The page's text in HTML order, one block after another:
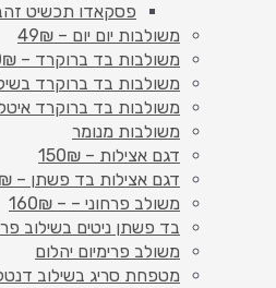
פסקאדו תכשיט
משולבות יום יום – 49₪
משולבות בד ברוקרד – 120₪
משולבות בד ברוקרד בשילוב
משולבות בד ברוקרד איטלקי
משולבות מנומר
דגם אצילות – 150₪
דגם אצילות בד פשתן – 150₪
משולב פרחוני – – 160₪
בד פשתן ניטים בשילוב פרנז –
משולב פרימיום יהלום
מטפחת סריג בשילוב